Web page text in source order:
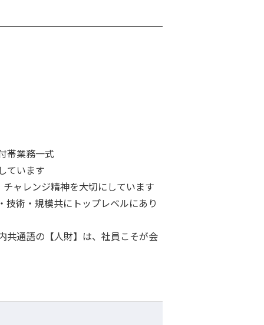
帯業務一式
います
ャレンジ精神を大切にしています
術・規模共にトップレベルにあり
通語の【人財】は、社員こそが会